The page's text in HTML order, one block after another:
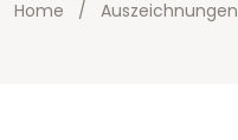
Home / Auszeichnungen